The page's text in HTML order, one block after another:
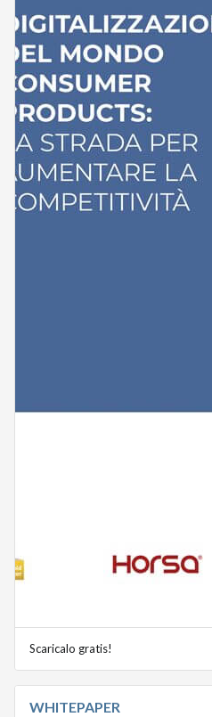
Scaricalo gratis!
WHITEPAPER